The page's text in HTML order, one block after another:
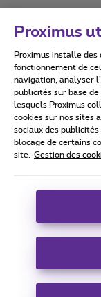
Conditions
Tous droits
Conditions
Coordonnées de
Boulevard du Roi
Carrier &
Proximus
Proximus installe des
fonctionnement de
navigation, analyser
publicités sur base
lesquels Proximus
cookies sur nos sites
sociaux des
blocage de certains
site.
Gestion des